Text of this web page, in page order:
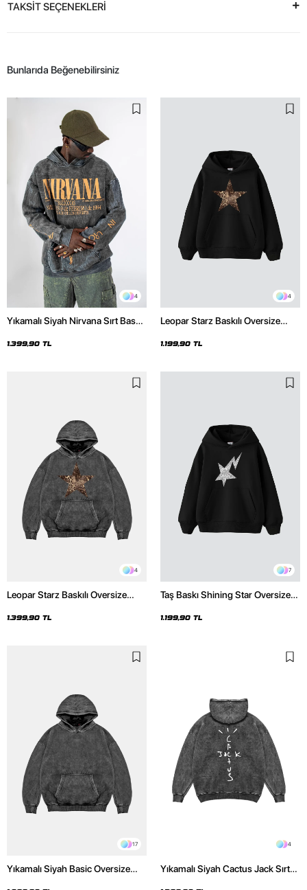
TAKSİT SEÇENEKLERİ
Bunlarıda Beğenebilirsiniz
4
Yıkamalı Siyah Nirvana Sırt Baskılı
1.399,90 TL
4
Leopar Starz Baskılı Oversize
1.199,90 TL
4
Leopar Starz Baskılı Oversize
Hoodie
1.399,90 TL
7
Taş Baskı Shining Star Oversize
1.199,90 TL
17
Yıkamalı Siyah Basic Oversize
4
Yıkamalı Siyah Cactus Jack Sırt